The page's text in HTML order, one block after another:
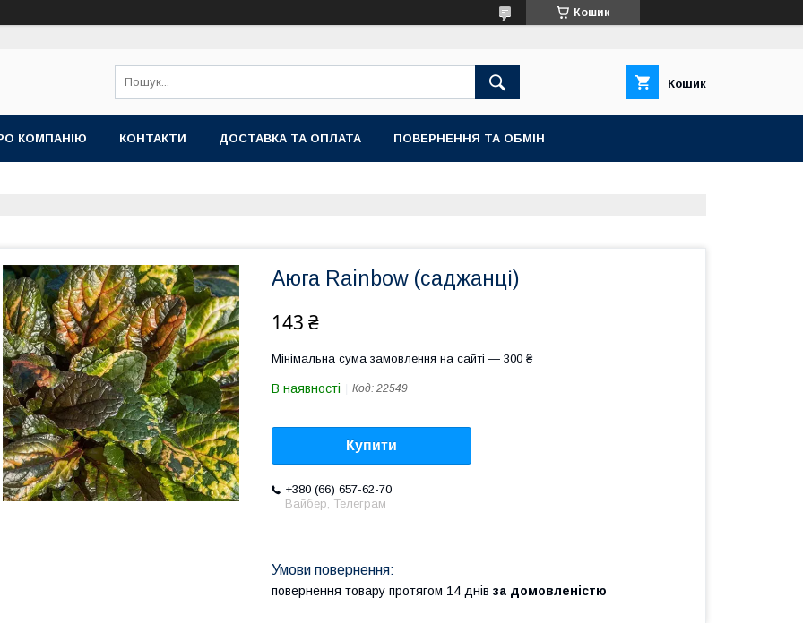
Кошик
Кошик
КОМПАНІЮ КОНТАКТИ ДОСТАВКА ТА ОПЛАТА ПОВЕРНЕННЯ ТА ОБМІН
Аюга Rainbow (саджанці)
143 ₴
Мінімальна сума замовлення на сайті — 300 ₴
В наявності Код: 22549
Купити
+380 (66) 657-62-70
Вайбер, Телеграм
повернення товару протягом 14 днів за домовленістю